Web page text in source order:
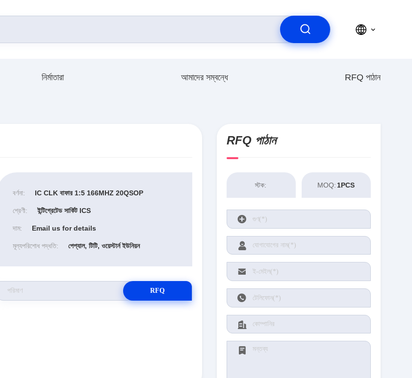
নির্মাতারা আমাদের সম্বন্ধে RFQ পাঠান
বর্ণনা: IC CLK বাফার 1:5 166MHZ 20QSOP
শ্রেণী: ইন্টিগ্রেটেড সার্কিট ICS
দাম: Email us for details
মূল্যপরিশোধ পদ্ধতি: পেপ্যাল, টিটি, ওয়েস্টার্ন ইউনিয়ন
RFQ
RFQ পাঠান
স্টক: MOQ: 1PCS